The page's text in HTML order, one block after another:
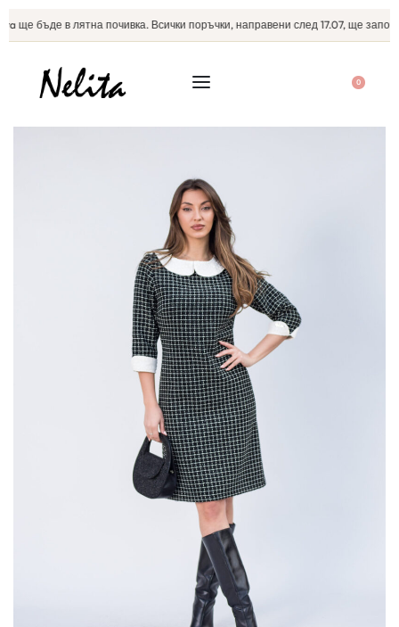
ще бъде в лятна почивка. Всички поръчки, направени след 17.07, ще
0